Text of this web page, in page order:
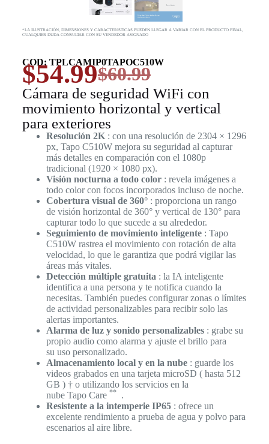
*LA ILUSTRACIÓN, DIMENSIONES Y CARACTERISTICAS PUEDEN LLEGAR A VARIAR CON EL PRODUCTO FINAL,
CUALQUIER DUDA CONSULTAR CON SU VENDEDOR ASIGNADO
COD: TPLCAMIP0TAPOC510W
$60.99
$54.99
Cámara de seguridad WiFi con
movimiento horizontal y vertical
para exteriores
Resolución 2K: con una resolución de 2304 × 1296
px, Tapo C510W mejora su seguridad al capturar
más detalles en comparación con el 1080p
tradicional (1920 × 1080 px).
Visión nocturna a todo color: revela imágenes a
todo color con focos incorporados incluso de noche.
Cobertura visual de 360°: proporciona un rango
de visión horizontal de 360° y vertical de 130° para
capturar todo lo que sucede a su alrededor.
Seguimiento de movimiento inteligente: Tapo
C510W rastrea el movimiento con rotación de alta
velocidad, lo que le garantiza que podrá vigilar las
áreas más vitales.
Detección múltiple gratuita : la IA inteligente
identifica a una persona y te notifica cuando la
necesitas. También puedes configurar zonas o límites
de actividad personalizables para recibir solo las
alertas importantes.
Alarma de luz y sonido personalizables: grabe su
propio audio como alarma y ajuste el brillo para
su uso personalizado.
Almacenamiento local y en la nube: guarde los
videos grabados en una tarjeta microSD ( hasta 512
GB ) † o utilizando los servicios en la
nube Tapo Care **
.
Resistente a la intemperie IP65: ofrece un
excelente rendimiento a prueba de agua y polvo para
escenarios al aire libre.